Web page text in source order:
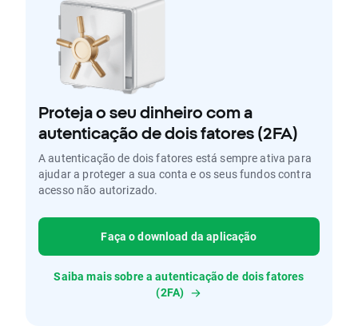
Proteja o seu dinheiro com a
autenticação de dois fatores (2FA)
A autenticação de dois fatores está sempre ativa para
ajudar a proteger a sua conta e os seus fundos contra
acesso não autorizado.
Faça o download da aplicação
Saiba mais sobre a autenticação de dois fatores
(2FA)